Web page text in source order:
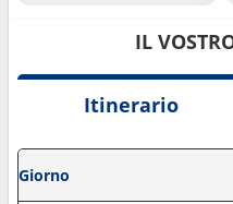
IL
Itinerario
Giorno